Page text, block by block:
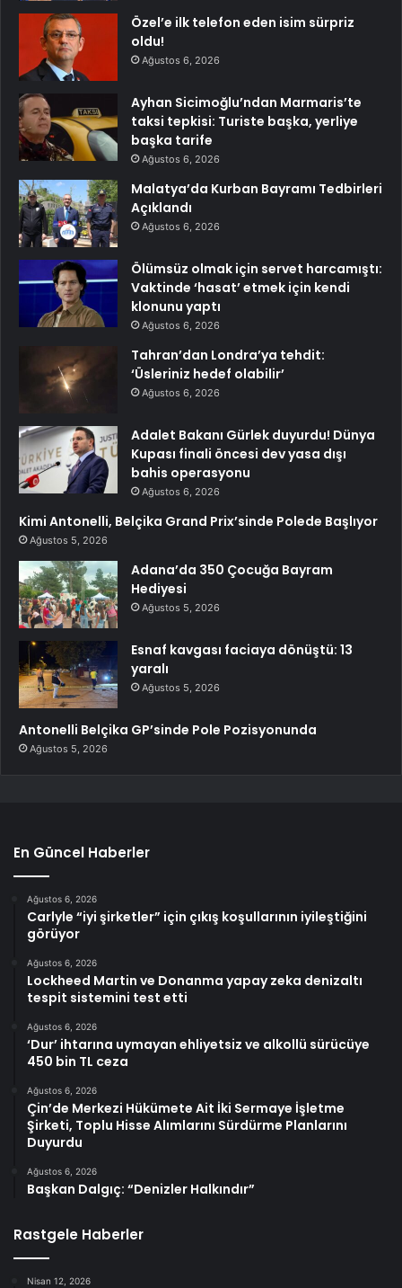
Özel’e ilk telefon eden isim sürpriz
oldu!
Ağustos 6, 2026
Ayhan Sicimoğlu’ndan Marmaris’te
taksi tepkisi: Turiste başka, yerliye
başka tarife
Ağustos 6, 2026
Malatya’da Kurban Bayramı Tedbirleri
Açıklandı
Ağustos 6, 2026
Ölümsüz olmak için servet harcamıştı:
Vaktinde ‘hasat’ etmek için kendi
klonunu yaptı
Ağustos 6, 2026
Tahran’dan Londra’ya tehdit:
‘Üsleriniz hedef olabilir’
Ağustos 6, 2026
Adalet Bakanı Gürlek duyurdu! Dünya
Kupası finali öncesi dev yasa dışı
bahis operasyonu
Ağustos 6, 2026
Kimi Antonelli, Belçika Grand Prix’sinde Polede Başlıyor
Ağustos 5, 2026
Adana’da 350 Çocuğa Bayram
Hediyesi
Ağustos 5, 2026
Esnaf kavgası faciaya dönüştü: 13
yaralı
Ağustos 5, 2026
Antonelli Belçika GP’sinde Pole Pozisyonunda
Ağustos 5, 2026
En Güncel Haberler
Ağustos 6, 2026
Carlyle “iyi şirketler” için çıkış koşullarının iyileştiğini
görüyor
Ağustos 6, 2026
Lockheed Martin ve Donanma yapay zeka denizaltı
tespit sistemini test etti
Ağustos 6, 2026
‘Dur’ ihtarına uymayan ehliyetsiz ve alkollü sürücüye
450 bin TL ceza
Ağustos 6, 2026
Çin’de Merkezi Hükümete Ait İki Sermaye İşletme
Şirketi, Toplu Hisse Alımlarını Sürdürme Planlarını
Duyurdu
Ağustos 6, 2026
Başkan Dalgıç: “Denizler Halkındır”
Rastgele Haberler
Nisan 12, 2026